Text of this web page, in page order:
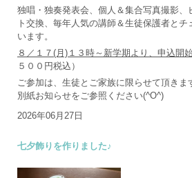
独唱・独奏発表会、個人＆集合写真撮影、
ト交換、毎年人気の講師＆生徒保護者と
います。
８／１７(月)１３時～新学期より、申込開
５００円税込）
ご参加は、生徒とご家族に限らせて頂きま
別紙お知らせをご参照ください(^O^)
2026年06月27日
七夕飾りを作りました♪